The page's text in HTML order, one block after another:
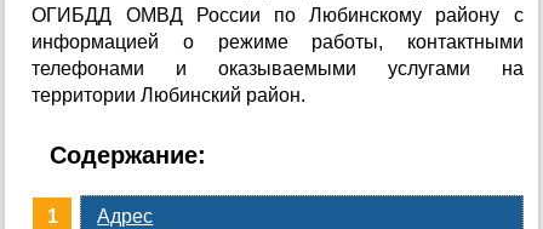
ОГИБДД ОМВД России по Любинскому району с
информацией о режиме работы, контактными
телефонами и оказываемыми услугами на
территории Любинский район.
Содержание:
Адрес